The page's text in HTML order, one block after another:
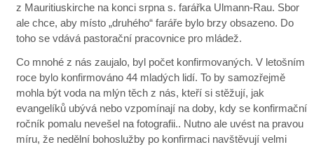
z Mauritiuskirche na konci srpna s. farářka Ulmann-Rau. Sbor
ale chce, aby místo „druhého“ faráře bylo brzy obsazeno. Do
toho se vdává pastorační pracovnice pro mládež.
Co mnohé z nás zaujalo, byl počet konfirmovaných. V letošním
roce bylo konfirmováno 44 mladých lidí. To by samozřejmě
mohla být voda na mlýn těch z nás, kteří si stěžují, jak
evangelíků ubývá nebo vzpomínají na doby, kdy se konfirmační
ročník pomalu nevešel na fotografii.. Nutno ale uvést na pravou
míru, že nedělní bohoslužby po konfirmaci navštěvují velmi